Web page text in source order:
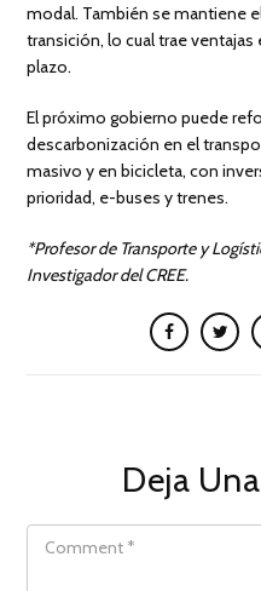
modal. También se mantiene
transición, lo cual trae
plazo.
El próximo gobierno puede
descarbonización en el
masivo y en bicicleta, con
prioridad, e-buses y trenes.
*Profesor de Transporte y
Investigador del CREE.
Deja
COMMENT